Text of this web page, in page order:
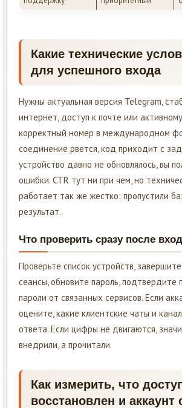
Какие технические
для успешного входа
Нужны актуальная версия Telegram,
интернет, доступ к почте или
корректный номер в международном
соединение рвется, код приходит с
устройство давно не обновлялось, вы
ошибки. CTR тут ни при чем, но
работает так же жестко: пропустили
результат.
Что проверить сразу после
Проверьте список устройств,
сеансы, обновите пароль, подтвердите
пароли от связанных сервисов. Если
оцените, какие клиентские чаты и
ответа. Если цифры не двигаются,
внедрили, а прочитали.
Как измерить, что
восстановлен и аккаунт